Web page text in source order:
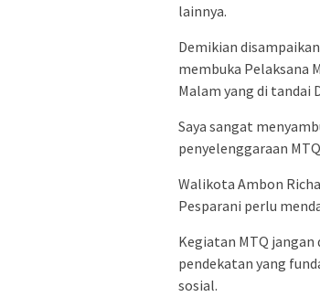
lainnya.
Demikian
membuka Pelaksana
Malam yang di tandai
Saya sangat
penyelenggaraan
Walikota Ambon
Pesparani perlu
Kegiatan MTQ jangan
pendekatan yang
sosial.